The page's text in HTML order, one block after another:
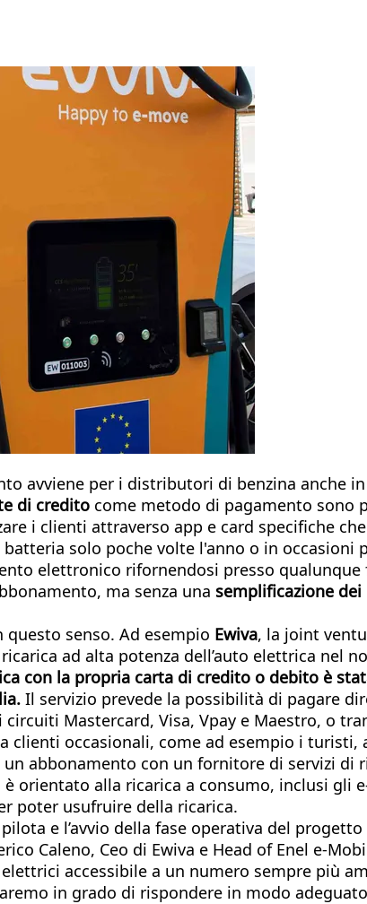
avviene per i distributori di benzina anche
di credito come metodo di pagamento sono
i clienti attraverso app e card specifiche
solo poche volte l'anno o in
elettronico rifornendosi presso
ma senza una semplificazione
senso. Ad esempio Ewiva, la joint
ad alta potenza dell’auto elettrica nel
con la propria carta di credito o debito è
Il servizio prevede la possibilità di pagare
Mastercard, Visa, Vpay e Maestro, o
clienti occasionali, come ad esempio i
abbonamento con un fornitore di servizi di
orientato alla ricarica a consumo, inclusi gli
poter usufruire della ricarica.
e l’avvio della fase operativa del
Caleno, Ceo di Ewiva e Head of Enel e-
accessibile a un numero sempre più
in grado di rispondere in modo